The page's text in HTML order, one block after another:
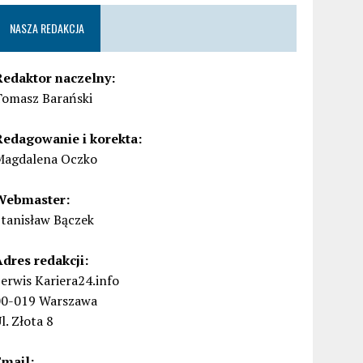
NASZA REDAKCJA
naczelny:
Barański
i korekta:
Oczko
Bączek
redakcji:
Kariera24.info
019 Warszawa
Złota 8